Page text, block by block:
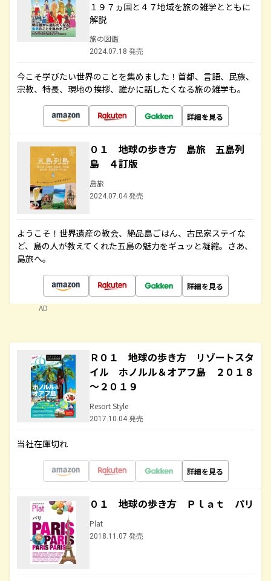
１９７ヵ国と４７地域を旅の雑学とともに
解説
旅の図鑑
2024.07.18 発売
今こそ学びたい世界のことを集めました！首都、言語、民族、
宗教、特長、現地の挨拶、誰かに話したくなる旅の雑学も。
詳細を見る
０１ 地球の歩き方 島旅 五島列
島 ４訂版
島旅
2024.07.04 発売
ようこそ！世界遺産の教会、絶品島ごはん、古民家ステイな
ど、島の人が教えてくれた五島の魅力をギュッと凝縮。さあ、
島旅へ。
詳細を見る
AD
Ｒ０１ 地球の歩き方 リゾートスタ
イル ホノルル＆オアフ島 ２０１８
～２０１９
Resort Style
2017.10.04 発売
当社在庫切れ
詳細を見る
０１ 地球の歩き方 Ｐｌａｔ パリ
Plat
2018.11.07 発売